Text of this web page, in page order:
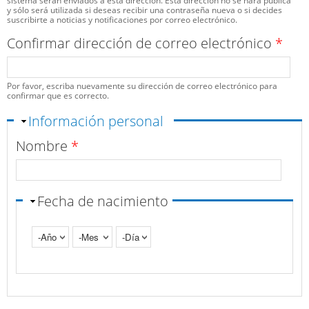
y sólo será utilizada si deseas recibir una contraseña nueva o si decides
suscribirte a noticias y notificaciones por correo electrónico.
Confirmar dirección de correo electrónico *
Por favor, escriba nuevamente su dirección de correo electrónico para
confirmar que es correcto.
Ocultar
Información personal
Nombre *
Fecha de nacimiento
Año
Mes Día